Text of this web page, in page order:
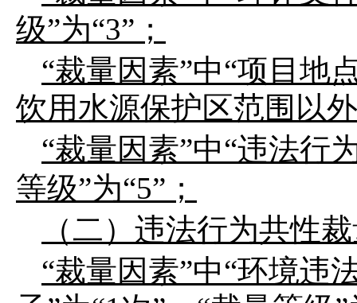
级”为“3” ；
“裁量因素”中“项目地
饮用水源保护区范围以外
“裁量因素”中“违法行
等级”为“5” ；
（二）违法行为共性
“裁量因素”中“环境违